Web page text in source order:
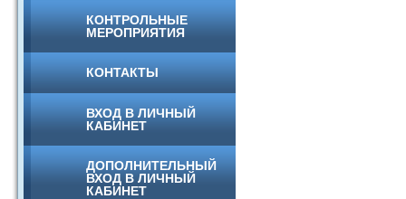
КОНТРОЛЬНЫЕ
МЕРОПРИЯТИЯ
КОНТАКТЫ
ВХОД В ЛИЧНЫЙ
КАБИНЕТ
ДОПОЛНИТЕЛЬНЫЙ
ВХОД В ЛИЧНЫЙ
КАБИНЕТ